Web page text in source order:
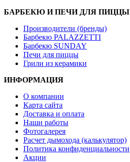
БАРБЕКЮ И ПЕЧИ ДЛЯ ПИЦЦЫ
Производители (бренды)
Барбекю PALAZZETTI
Барбекю SUNDAY
Печи для пиццы
Грили из керамики
ИНФОРМАЦИЯ
О компании
Карта сайта
Доставка и оплата
Наши работы
Фотогалерея
Расчет дымохода (калькулятор)
Политика конфиденциальности
Акции